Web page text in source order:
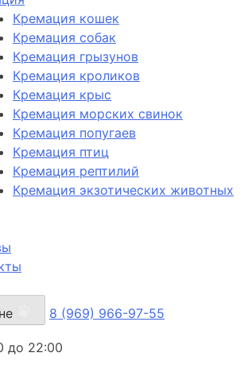
Кремация кошек
Кремация собак
Кремация грызунов
Кремация кроликов
Кремация крыс
Кремация морских свинок
Кремация попугаев
Кремация птиц
Кремация рептилий
Кремация экзотических животных
8 (969) 966-97-55
до 22:00